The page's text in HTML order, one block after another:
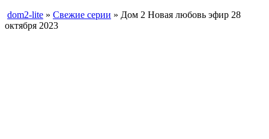
dom2-lite » Свежие серии » Дом 2 Новая любовь эфир 28
октября 2023